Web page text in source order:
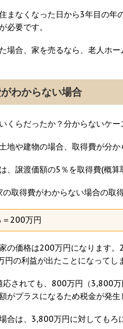
まなくなった日から3年目の年
必要です。
場合、家を売るなら、老人ホ
わからない場合
くらだったか？分からないケー
地や建物の場合、取得費が分か
、譲渡価額の5％を取得費(概算
取得費がわからない場合の取
200万円
の価格は200万円になります
の利益が出たことになってし
されても、800万円（3,800
がプラスになるため税金が発生
合は、3,800万円に対してもろ